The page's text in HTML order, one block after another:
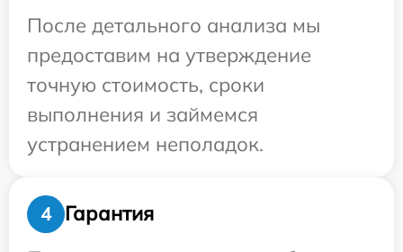
После детального анализа мы
предоставим на утверждение
точную стоимость, сроки
выполнения и займемся
устранением неполадок.
4
Гарантия